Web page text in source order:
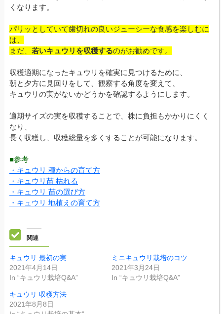
くなります。
パリッとしていて歯切れの良いジューシーな食感を楽しむに
は、
まだ、 若いキュウリを収穫するのがお勧めです。
収穫適期になったキュウリを確実に見つけるために、
朝と夕方に見回りをして、観察する角度を変えて、
キュウリの実がないかどうかを確認するようにします。
適期サイズの実を収穫することで、株に負担もかかりにくく
なり、
長く収穫し、収穫総量を多くすることが可能になります。
■参考
・キュウリ 種からの育て方
・キュウリ苗 枯れる
・キュウリ 苗の選び方
・キュウリ 地植えの育て方
関連
キュウリ 最初の実
2021年4月14日
In “キュウリ栽培Q&A”
ミニキュウリ栽培のコツ
2021年3月24日
In “キュウリ栽培Q&A”
キュウリ 収穫方法
2021年8月8日